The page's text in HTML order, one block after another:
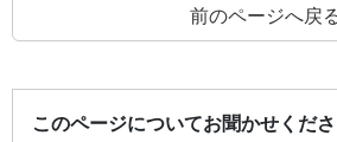
前のページへ戻
このページについてお聞かせくだ